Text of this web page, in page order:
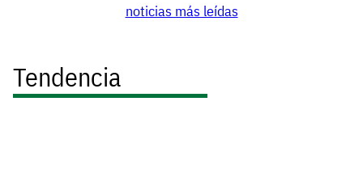
noticias más leídas
Tendencia